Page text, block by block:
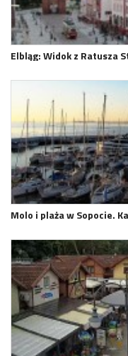
Elbląg: Widok z Ratusza
Molo i plaża w Sopocie.